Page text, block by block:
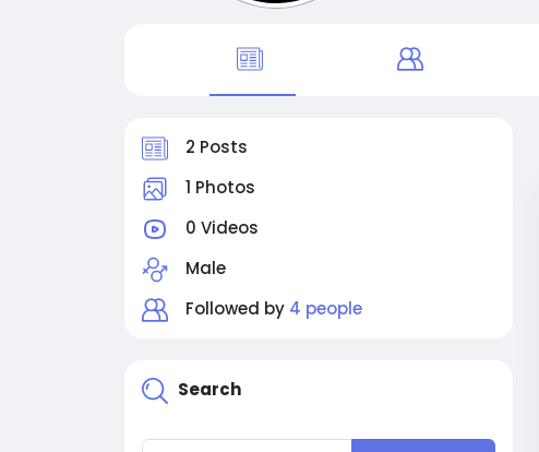
2 Posts
1 Photos
0 Videos
Male
Followed by 4 people
Search